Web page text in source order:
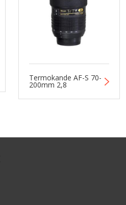
Termokande AF-S 70-
200mm 2,8